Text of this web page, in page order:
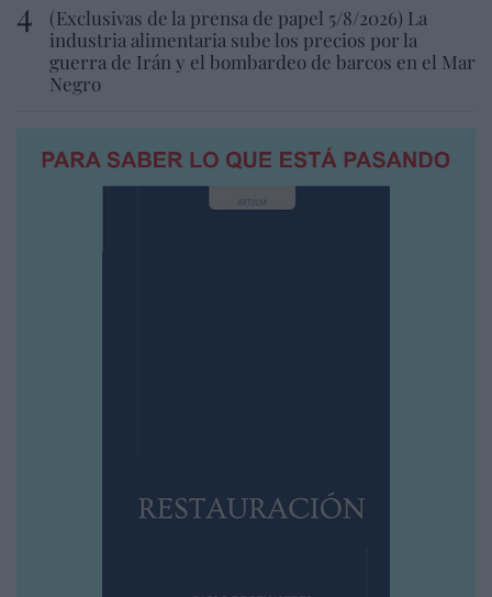
(Exclusivas de la prensa de papel 5/8/2026) La
industria alimentaria sube los precios por la
guerra de Irán y el bombardeo de barcos en el Mar
Negro